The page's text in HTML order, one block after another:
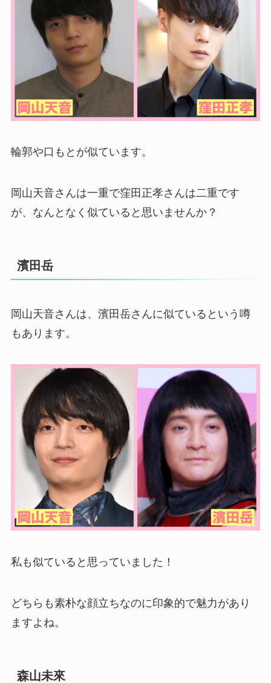
輪郭や口もとが似ています。
岡山天音さんは一重で窪田正孝さんは二重です
が、なんとなく似ていると思いませんか？
濱田岳
岡山天音さんは、濱田岳さんに似ているという噂
もあります。
私も似ていると思っていました！
どちらも素朴な顔立ちなのに印象的で魅力があり
ますよね。
森山未來